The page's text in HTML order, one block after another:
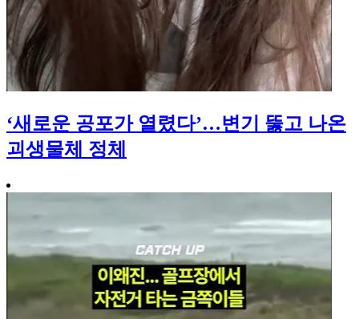
‘새로운 공포가 열렸다’…변기 뚫고 나온
괴생물체 정체